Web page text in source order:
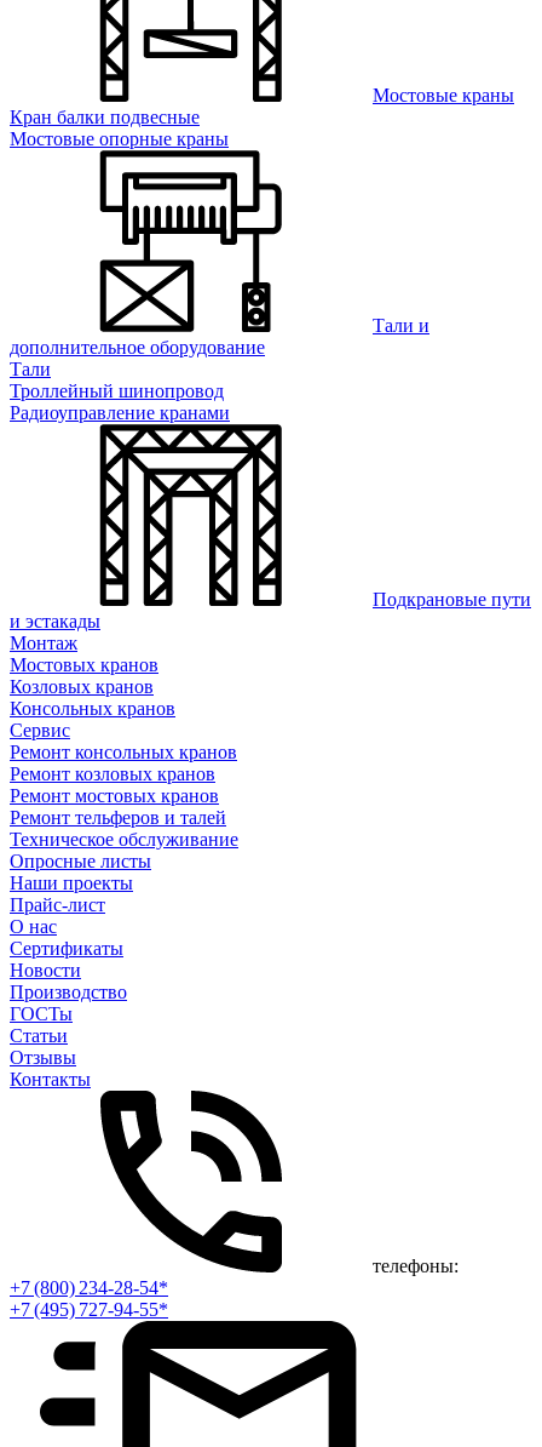
Мостовые краны
Кран балки подвесные
Мостовые опорные краны
Тали и
дополнительное оборудование
Тали
Троллейный шинопровод
Радиоуправление кранами
Подкрановые пути
и эстакады
Монтаж
Мостовых кранов
Козловых кранов
Консольных кранов
Сервис
Ремонт консольных кранов
Ремонт козловых кранов
Ремонт мостовых кранов
Ремонт тельферов и талей
Техническое обслуживание
Опросные листы
Наши проекты
Прайс-лист
О нас
Сертификаты
Новости
Производство
ГОСТы
Статьи
Отзывы
Контакты
телефоны:
+7 (800) 234-28-54*
+7 (495) 727-94-55*